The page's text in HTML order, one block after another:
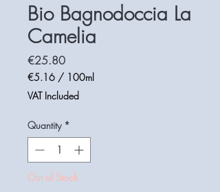
Bio Bagnodoccia La
Camelia
€25.80Price
€5.16 / 100ml
€5.16
per
Milliliters
VAT Included
Quantity *
Out of Stock